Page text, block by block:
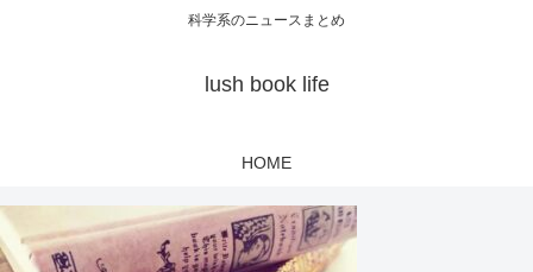
科学系のニュースまとめ
lush book life
HOME